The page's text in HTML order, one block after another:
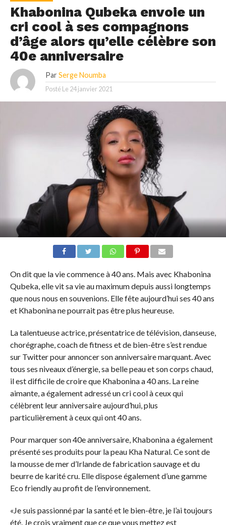
Khabonina Qubeka envoie un
cri cool à ses compagnons
d’âge alors qu’elle célèbre son
40e anniversaire
Par Serge Noumba
Posté Le 24 janvier 2021
On dit que la vie commence à 40 ans. Mais avec Khabonina
Qubeka, elle vit sa vie au maximum depuis aussi longtemps
que nous nous en souvenions. Elle fête aujourd’hui ses 40 ans
et Khabonina ne pourrait pas être plus heureuse.
La talentueuse actrice, présentatrice de télévision, danseuse,
chorégraphe, coach de fitness et de bien-être s’est rendue
sur Twitter pour annoncer son anniversaire marquant. Avec
tous ses niveaux d’énergie, sa belle peau et son corps chaud,
il est difficile de croire que Khabonina a 40 ans. La reine
aimante, a également adressé un cri cool à ceux qui
célèbrent leur anniversaire aujourd’hui, plus
particulièrement à ceux qui ont 40 ans.
Pour marquer son 40e anniversaire, Khabonina a également
présenté ses produits pour la peau Kha Natural. Ce sont de
la mousse de mer d’Irlande de fabrication sauvage et du
beurre de karité cru. Elle dispose également d’une gamme
Eco friendly au profit de l’environnement.
«Je suis passionné par la santé et le bien-être, je l’ai toujours
été. Je crois vraiment que ce que vous mettez est